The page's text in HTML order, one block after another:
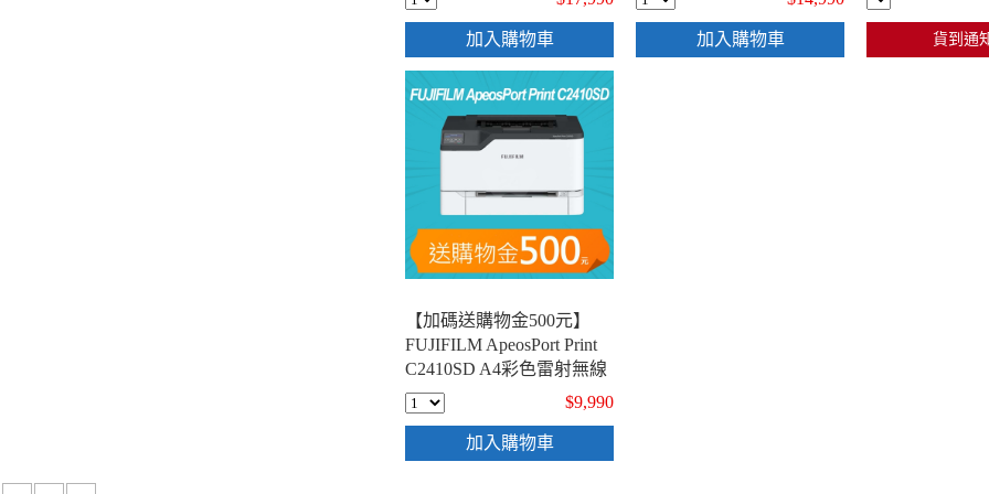
加入購物車 加入購物車 貨到通
【加碼送購物金500元】
FUJIFILM ApeosPort Print
C2410SD A4彩色雷射無線
印表機
$9,990
加入購物車